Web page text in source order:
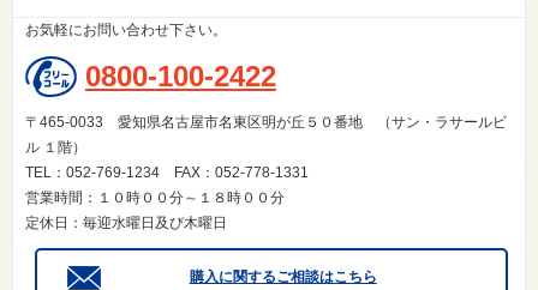
お気軽にお問い合わせ下さい。
0800-100-2422
〒465-0033 愛知県名古屋市名東区明が丘５０番地 （サン・ラサールビ
ル １階）
TEL：052-769-1234 FAX：052-778-1331
営業時間：１０時００分～１８時００分
定休日：毎迎水曜日及び木曜日
購入に関するご相談はこちら